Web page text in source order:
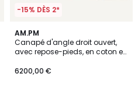
-15% DÈS 2*
AM.PM
Canapé d'angle droit ouvert,
avec repose-pieds, en coton et
6200,00 €
3
Couleurs